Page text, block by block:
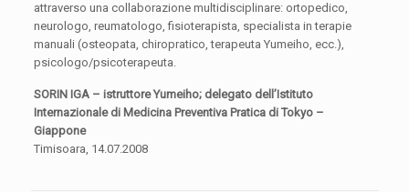
attraverso una collaborazione multidisciplinare: ortopedico,
neurologo, reumatologo, fisioterapista, specialista in terapie
manuali (osteopata, chiropratico, terapeuta Yumeiho, ecc.),
psicologo/psicoterapeuta.
SORIN IGA – istruttore Yumeiho; delegato dell’Istituto
Internazionale di Medicina Preventiva Pratica di Tokyo –
Giappone
Timisoara, 14.07.2008